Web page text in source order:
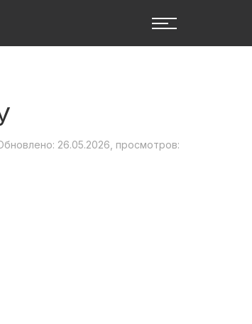
26.05.2026, просмотров: